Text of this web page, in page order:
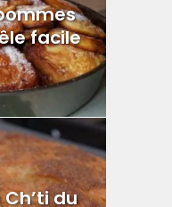
facile
du